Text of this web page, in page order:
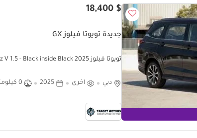
$ 18,400
جديدة تويوتا فيلوز GX
تويوتا فيلوز GX Toyota Veloz V 1.5 - Black inside Black 2025
دبي أخرى 2025 0 كيلومتر